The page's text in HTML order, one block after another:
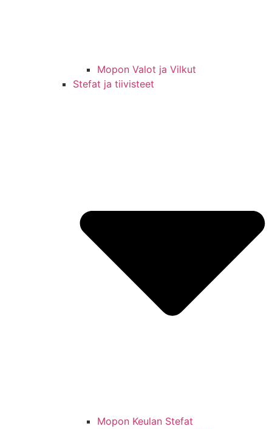
Mopon Valot ja Vilkut
Stefat ja tiivisteet
Mopon Keulan Stefat